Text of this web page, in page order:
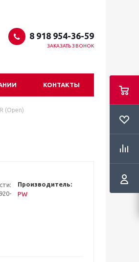
8 918 954-36-59
ЗАКАЗАТЬ ЗВОНОК
КОНТАКТЫ
(Open)
Производитель:
PW